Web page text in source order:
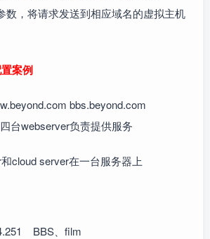
数，将请求发送到相应域名的虚拟主机
案例
bbs.beyond.com
台webserver负责提供服务
cloud server在一台服务器上
BBS、film